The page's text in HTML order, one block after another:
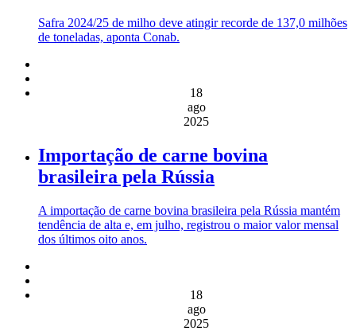
Safra 2024/25 de milho deve atingir recorde de 137,0 milhões
de toneladas, aponta Conab.
18
ago
2025
Importação de carne bovina
brasileira pela Rússia
A importação de carne bovina brasileira pela Rússia mantém
tendência de alta e, em julho, registrou o maior valor mensal
dos últimos oito anos.
18
ago
2025